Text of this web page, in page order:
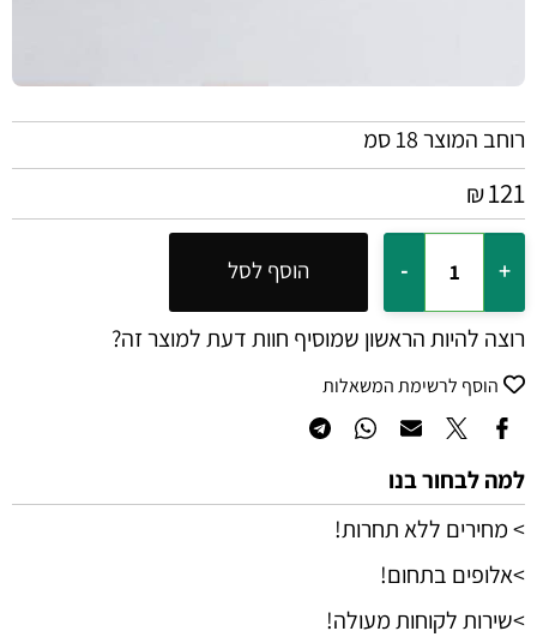
רוחב המוצר 18 סמ
₪121
הוסף לסל
רוצה להיות הראשון שמוסיף חוות דעת למוצר זה?
הוסף לרשימת המשאלות
למה לבחור בנו
> מחירים ללא תחרות!
>אלופים בתחום!
>שירות לקוחות מעולה!